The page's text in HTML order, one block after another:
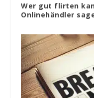
Wer gut flirten
Onlinehändler